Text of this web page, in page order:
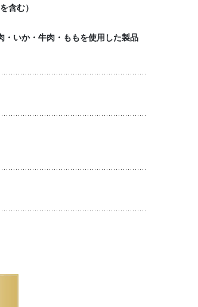
含む）
いか・牛肉・ももを使用した製品